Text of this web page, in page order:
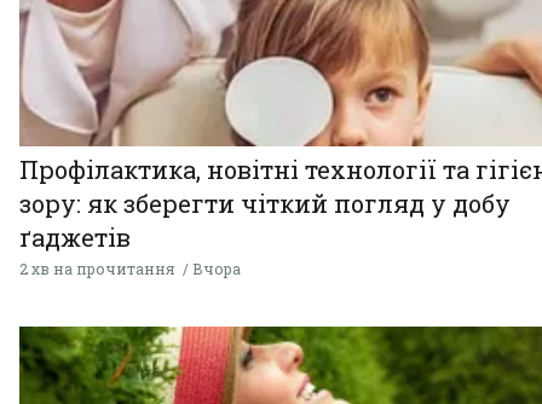
Профілактика, новітні технології та
зору: як зберегти чіткий погляд у добу
ґаджетів
2 хв на прочитання Вчора